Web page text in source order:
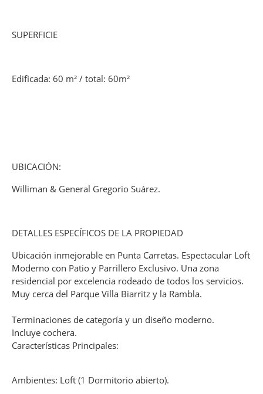
SUPERFICIE
Edificada: 60 m² / total: 60m²
UBICACIÓN:
Williman & General Gregorio Suárez.
DETALLES ESPECÍFICOS DE LA PROPIEDAD
Ubicación inmejorable en Punta Carretas. Espectacular Loft
Moderno con Patio y Parrillero Exclusivo. Una zona
residencial por excelencia rodeado de todos los servicios.
Muy cerca del Parque Villa Biarritz y la Rambla.
Terminaciones de categoría y un diseño moderno.
Incluye cochera.
Características Principales:
Ambientes: Loft (1 Dormitorio abierto).